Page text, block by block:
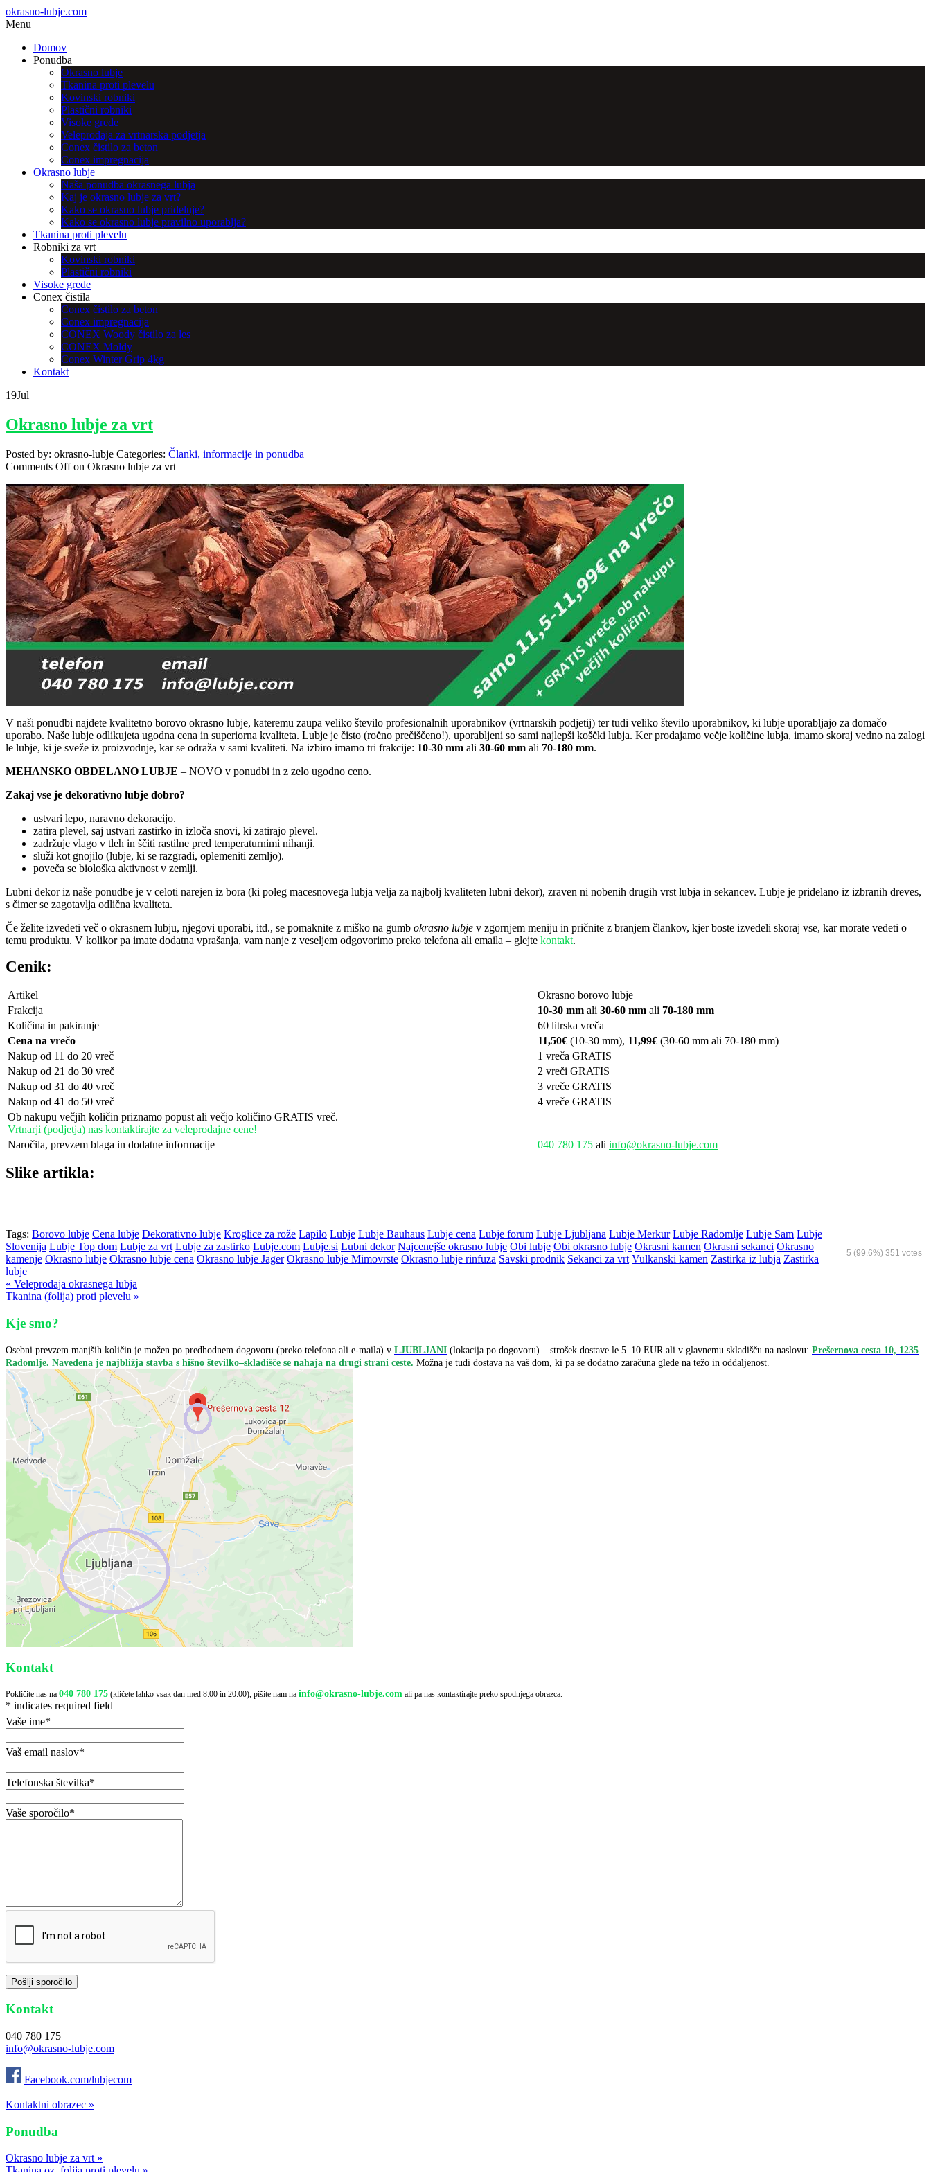
okrasno-lubje.com
Menu
Domov
Ponudba
Okrasno lubje
Tkanina proti plevelu
Kovinski robniki
Plastični robniki
Visoke grede
Veleprodaja za vrtnarska podjetja
Conex čistilo za beton
Conex impregnacija
Okrasno lubje
Naša ponudba okrasnega lubja
Kaj je okrasno lubje za vrt?
Kako se okrasno lubje prideluje?
Kako se okrasno lubje pravilno uporablja?
Tkanina proti plevelu
Robniki za vrt
Kovinski robniki
Plastični robniki
Visoke grede
Conex čistila
Conex čistilo za beton
Conex impregnacija
CONEX Woody čistilo za les
CONEX Moldy
Conex Winter Grip 4kg
Kontakt
19Jul
Okrasno lubje za vrt
Posted by: okrasno-lubje Categories: Članki, informacije in ponudba
Comments Offon Okrasno lubje za vrt
V naši ponudbi najdete kvalitetno borovo okrasno lubje, kateremu zaupa veliko število profesionalnih uporabnikov (vrtnarskih podjetij) ter tudi veliko število uporabnikov, ki lubje uporabljajo za domačo
uporabo. Naše lubje odlikujeta ugodna cena in superiorna kvaliteta. Lubje je čisto (ročno prečiščeno!), uporabljeni so sami najlepši koščki lubja. Ker prodajamo večje količine lubja, imamo skoraj vedno na zalogi
le lubje, ki je sveže iz proizvodnje, kar se odraža v sami kvaliteti. Na izbiro imamo tri frakcije: 10-30 mm ali 30-60 mm ali 70-180 mm.
MEHANSKO OBDELANO LUBJE – NOVO v ponudbi in z zelo ugodno ceno.
Zakaj vse je dekorativno lubje dobro?
ustvari lepo, naravno dekoracijo.
zatira plevel, saj ustvari zastirko in izloča snovi, ki zatirajo plevel.
zadržuje vlago v tleh in ščiti rastilne pred temperaturnimi nihanji.
služi kot gnojilo (lubje, ki se razgradi, oplemeniti zemljo).
poveča se biološka aktivnost v zemlji.
Lubni dekor iz naše ponudbe je v celoti narejen iz bora (ki poleg macesnovega lubja velja za najbolj kvaliteten lubni dekor), zraven ni nobenih drugih vrst lubja in sekancev. Lubje je pridelano iz izbranih dreves,
s čimer se zagotavlja odlična kvaliteta.
Če želite izvedeti več o okrasnem lubju, njegovi uporabi, itd., se pomaknite z miško na gumb okrasno lubje v zgornjem meniju in pričnite z branjem člankov, kjer boste izvedeli skoraj vse, kar morate vedeti o
temu produktu. V kolikor pa imate dodatna vprašanja, vam nanje z veseljem odgovorimo preko telefona ali emaila – glejte kontakt.
Cenik:
Artikel
Okrasno borovo lubje
Frakcija
10-30 mm ali 30-60 mm ali 70-180 mm
Količina in pakiranje
60 litrska vreča
Cena na vrečo
11,50€ (10-30 mm), 11,99€ (30-60 mm ali 70-180 mm)
Nakup od 11 do 20 vreč
1 vreča GRATIS
Nakup od 21 do 30 vreč
2 vreči GRATIS
Nakup od 31 do 40 vreč
3 vreče GRATIS
Nakup od 41 do 50 vreč
4 vreče GRATIS
Ob nakupu večjih količin priznamo popust ali večjo količino GRATIS vreč.
Vrtnarji (podjetja) nas kontaktirajte za veleprodajne cene!
Naročila, prevzem blaga in dodatne informacije
040 780 175 ali info@okrasno-lubje.com
Slike artikla:
5 (99.6%) 351 votes
Tags: Borovo lubje Cena lubje Dekorativno lubje Kroglice za rože Lapilo Lubje Lubje Bauhaus Lubje cena Lubje forum Lubje Ljubljana Lubje Merkur Lubje Radomlje Lubje Sam Lubje
Slovenija Lubje Top dom Lubje za vrt Lubje za zastirko Lubje.com Lubje.si Lubni dekor Najcenejše okrasno lubje Obi lubje Obi okrasno lubje Okrasni kamen Okrasni sekanci Okrasno
kamenje Okrasno lubje Okrasno lubje cena Okrasno lubje Jager Okrasno lubje Mimovrste Okrasno lubje rinfuza Savski prodnik Sekanci za vrt Vulkanski kamen Zastirka iz lubja Zastirka
lubje
« Veleprodaja okrasnega lubja
Tkanina (folija) proti plevelu »
Kje smo?
Osebni prevzem manjših količin je možen po predhodnem dogovoru (preko telefona ali e-maila) v LJUBLJANI (lokacija po dogovoru) – strošek dostave le 5–10 EUR ali v glavnemu skladišču na naslovu: Prešernova cesta 10, 1235
Radomlje. Navedena je najbližja stavba s hišno številko–skladišče se nahaja na drugi strani ceste. Možna je tudi dostava na vaš dom, ki pa se dodatno zaračuna glede na težo in oddaljenost.
Kontakt
Pokličite nas na 040 780 175 (kličete lahko vsak dan med 8:00 in 20:00), pišite nam na info@okrasno-lubje.com ali pa nas kontaktirajte preko spodnjega obrazca.
* indicates required field
Vaše ime*
Vaš email naslov*
Telefonska številka*
Vaše sporočilo*
Kontakt
040 780 175
info@okrasno-lubje.com
Facebook.com/lubjecom
Kontaktni obrazec »
Ponudba
Okrasno lubje za vrt »